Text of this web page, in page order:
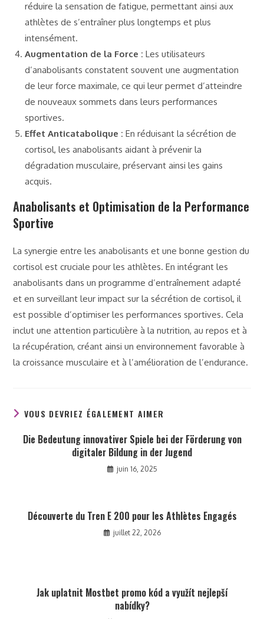
réduire la sensation de fatigue, permettant ainsi aux
athlètes de s’entraîner plus longtemps et plus
intensément.
Augmentation de la Force : Les utilisateurs
d’anabolisants constatent souvent une augmentation
de leur force maximale, ce qui leur permet d’atteindre
de nouveaux sommets dans leurs performances
sportives.
Effet Anticatabolique : En réduisant la sécrétion de
cortisol, les anabolisants aidant à prévenir la
dégradation musculaire, préservant ainsi les gains
acquis.
Anabolisants et Optimisation de la Performance
Sportive
La synergie entre les anabolisants et une bonne gestion du
cortisol est cruciale pour les athlètes. En intégrant les
anabolisants dans un programme d’entraînement adapté
et en surveillant leur impact sur la sécrétion de cortisol, il
est possible d’optimiser les performances sportives. Cela
inclut une attention particulière à la nutrition, au repos et à
la récupération, créant ainsi un environnement favorable à
la croissance musculaire et à l’amélioration de l’endurance.
VOUS DEVRIEZ ÉGALEMENT AIMER
Die Bedeutung innovativer Spiele bei der Förderung von
digitaler Bildung in der Jugend
juin 16, 2025
Découverte du Tren E 200 pour les Athlètes Engagés
juillet 22, 2026
Jak uplatnit Mostbet promo kód a využít nejlepší
nabídky?